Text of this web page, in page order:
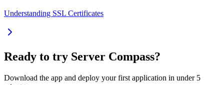
Understanding SSL Certificates
Ready to try Server Compass?
Download the app and deploy your first application in under 5